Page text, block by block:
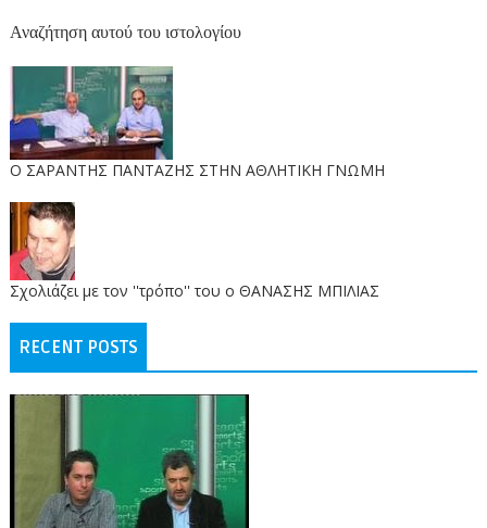
Αναζήτηση αυτού του ιστολογίου
O ΣΑΡΑΝΤΗΣ ΠΑΝΤΑΖΗΣ ΣΤΗΝ ΑΘΛΗΤΙΚΗ ΓΝΩΜΗ
Σχολιάζει με τον ''τρόπο'' του ο ΘΑΝΑΣΗΣ ΜΠΙΛΙΑΣ
RECENT POSTS